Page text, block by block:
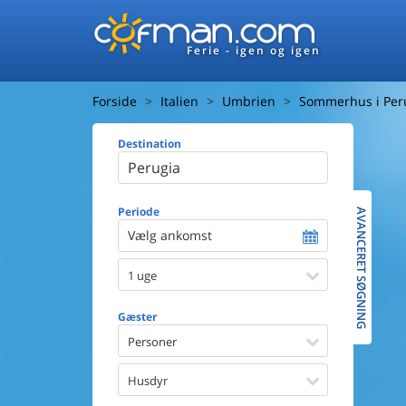
Ferie - igen og igen
Forside Italien Umbrien Sommerhus i
Destination
Periode
Vælg ankomst
1 uge
Gæster
Personer
Husdyr
Afstand til
Udsigt til
Faciliteter
Spa
AVANCERET SØGNING